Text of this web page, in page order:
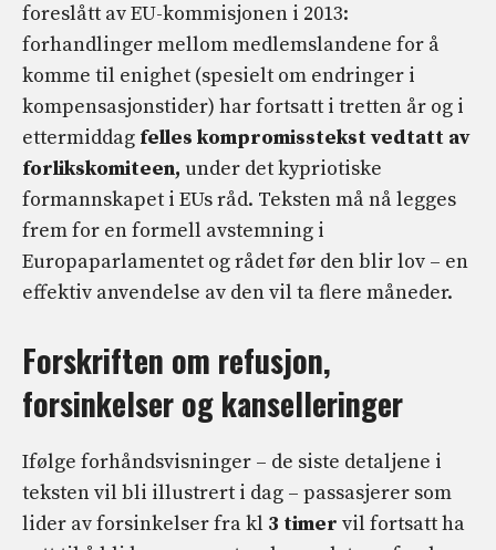
foreslått av EU-kommisjonen i 2013:
forhandlinger mellom medlemslandene for å
komme til enighet (spesielt om endringer i
kompensasjonstider) har fortsatt i tretten år og i
ettermiddag felles kompromisstekst vedtatt av
forlikskomiteen, under det kypriotiske
formannskapet i EUs råd. Teksten må nå legges
frem for en formell avstemning i
Europaparlamentet og rådet før den blir lov – en
effektiv anvendelse av den vil ta flere måneder.
Forskriften om refusjon,
forsinkelser og kanselleringer
Ifølge forhåndsvisninger – de siste detaljene i
teksten vil bli illustrert i dag – passasjerer som
lider av forsinkelser fra kl 3 timer vil fortsatt ha